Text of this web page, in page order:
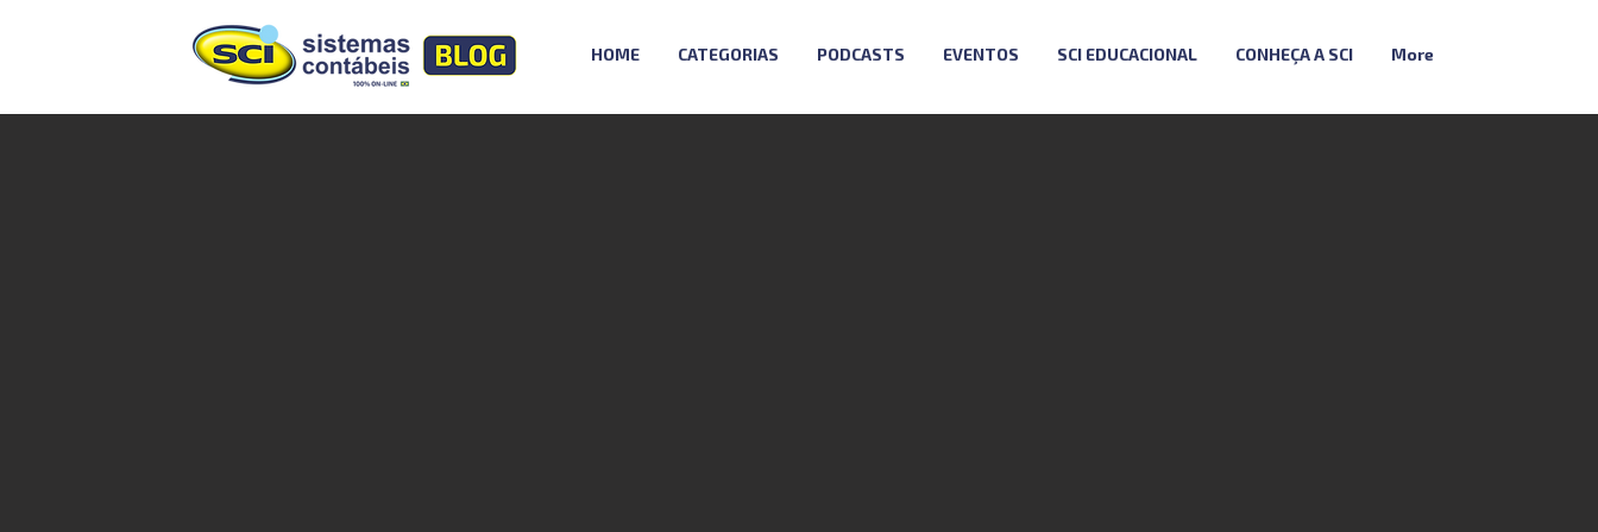
HOME CATEGORIAS PODCASTS EVENTOS SCI EDUCACIONAL CONHEÇA A SCI More